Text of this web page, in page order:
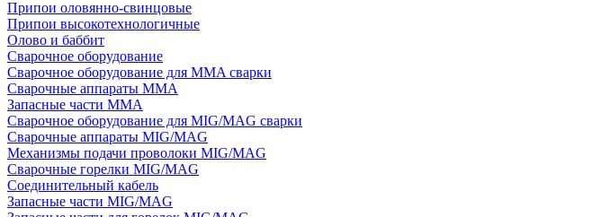
Припои оловянно-свинцовые
Припои высокотехнологичные
Олово и баббит
Сварочное оборудование
Сварочное оборудование для MMA сварки
Сварочные аппараты MMA
Запасные части MMA
Сварочное оборудование для MIG/MAG сварки
Сварочные аппараты MIG/MAG
Механизмы подачи проволоки MIG/MAG
Сварочные горелки MIG/MAG
Соединительный кабель
Запасные части MIG/MAG